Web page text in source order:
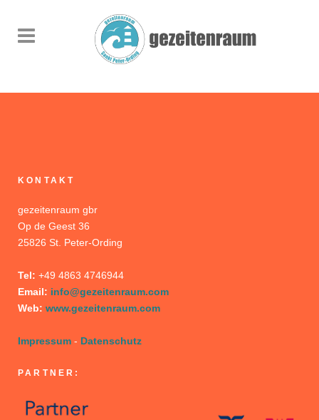
KONTAKT
gezeitenraum gbr
Op de Geest 36
25826 St. Peter-Ording
Tel: +49 4863 4746944
Email: info@gezeitenraum.com
Web: www.gezeitenraum.com
Impressum - Datenschutz
PARTNER: